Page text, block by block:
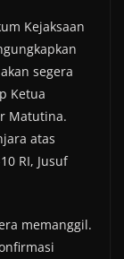
Kejaksaan
segera
Ketua
Matutina.
atas
RI, Jusuf
memanggil.